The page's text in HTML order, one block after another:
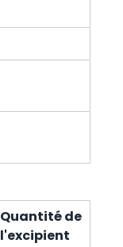
Quantité de
l'excipient